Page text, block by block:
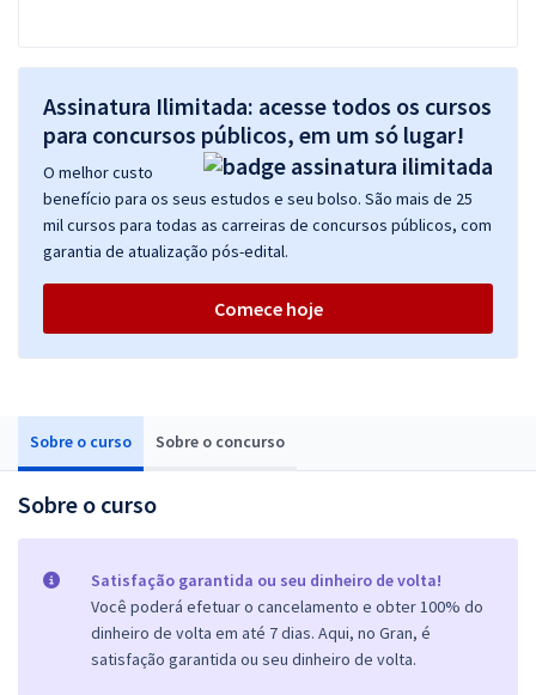
Sobre o curso Sobre o concurso
Sobre o curso
Satisfação garantida ou seu dinheiro de volta!
Você poderá efetuar o cancelamento e obter 100% do
dinheiro de volta em até 7 dias. Aqui, no Gran, é
satisfação garantida ou seu dinheiro de volta.
Assinatura Ilimitada: acesse todos os cursos
para concursos públicos, em um só lugar!
O melhor custo
benefício para os seus estudos e seu bolso. São mais de 25
mil cursos para todas as carreiras de concursos públicos, com
garantia de atualização pós-edital.
Comece hoje